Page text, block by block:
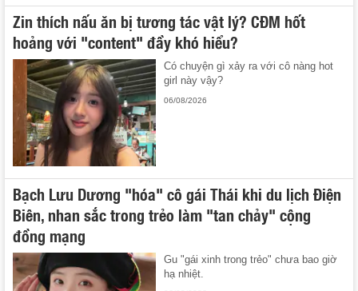
Zin thích nấu ăn bị tương tác vật lý? CĐM hốt
hoảng với "content" đầy khó hiểu?
Có chuyện gì xảy ra với cô nàng hot
girl này vậy?
06/08/2026
Bạch Lưu Dương "hóa" cô gái Thái khi du lịch Điện
Biên, nhan sắc trong trẻo làm "tan chảy" cộng
đồng mạng
Gu "gái xinh trong trẻo" chưa bao giờ
hạ nhiệt.